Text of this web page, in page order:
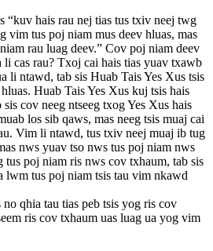
“kuv hais rau nej tias tus txiv neej twg
vim tus poj niam mus deev hluas, mas
rau luag deev.” Cov poj niam deev
cas rau? Txoj cai hais tias yuav txawb
li ntawd, tab sis Huab Tais Yes Xus tsis
Huab Tais Yes Xus kuj tsis hais
cov neeg ntseeg txog Yes Xus hais
los sib qaws, mas neeg tsis muaj cai
Vim li ntawd, tus txiv neej muaj ib tug
nws yuav tso nws tus poj niam nws
poj niam ris nws cov txhaum, tab sis
lwm tus poj niam tsis tau vim nkawd
qhia tau tias peb tsis yog ris cov
ris cov txhaum uas luag ua yog vim